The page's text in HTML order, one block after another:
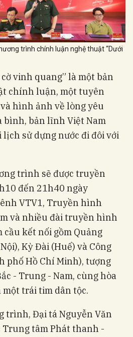
trình chính luận nghệ thuật “Dưới
vinh quang” là một bản
chính luận, một tuyên
hình ảnh về lòng yêu
bình, bản lĩnh Việt Nam
sử dựng nước đi đôi với
trình sẽ được truyền
đến 21h40 ngày
VTV1, Truyền hình
và nhiều đài truyền hình
cầu kết nối gồm Quảng
Kỳ Đài (Huế) và Công
phố Hồ Chí Minh), tượng
- Trung - Nam, cùng hòa
trái tim dân tộc.
trình, Đại tá Nguyễn Văn
Trung tâm Phát thanh -